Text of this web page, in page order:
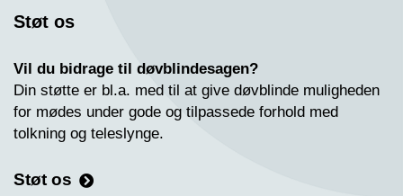
Støt os
Vil du bidrage til døvblindesagen?
Din støtte er bl.a. med til at give døvblinde muligheden
for mødes under gode og tilpassede forhold med
tolkning og teleslynge.
Støt os